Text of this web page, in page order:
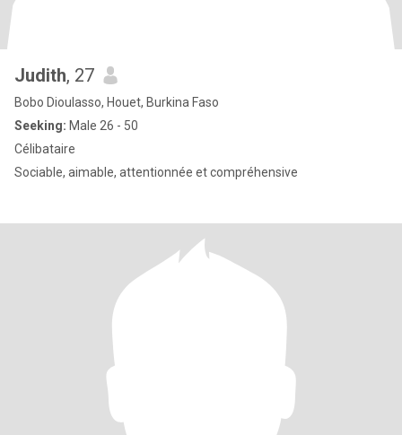
Judith, 27
Bobo Dioulasso, Houet, Burkina Faso
Seeking: Male 26 - 50
Célibataire
Sociable, aimable, attentionnée et compréhensive